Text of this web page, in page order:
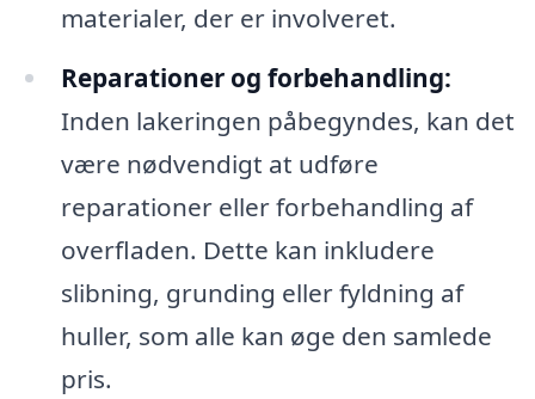
materialer, der er involveret.
Reparationer og forbehandling:
Inden lakeringen påbegyndes, kan det
være nødvendigt at udføre
reparationer eller forbehandling af
overfladen. Dette kan inkludere
slibning, grunding eller fyldning af
huller, som alle kan øge den samlede
pris.